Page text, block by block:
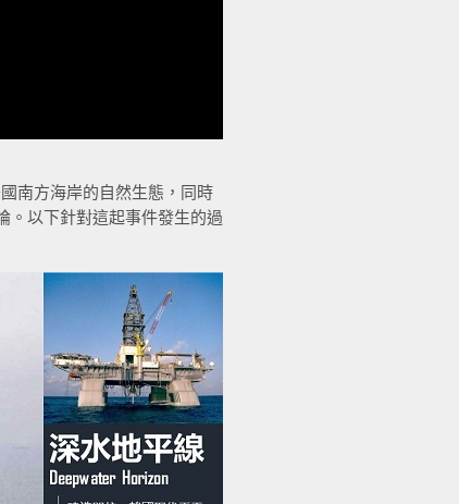
南方海岸的自然生態，同時
。以下針對這起事件發生的過